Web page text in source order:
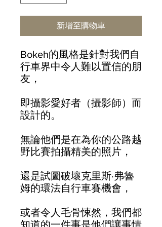
新增至購物車
Bokeh的風格是針對我們自
行車界中令人難以置信的朋
友，
即攝影愛好者（攝影師）而
設計的。
無論他們是在為你的公路越
野比賽拍攝精美的照片，
還是試圖破壞克里斯·弗魯
姆的環法自行車賽機會，
或者令人毛骨悚然，我們都
知道的一件事是他們讓事情